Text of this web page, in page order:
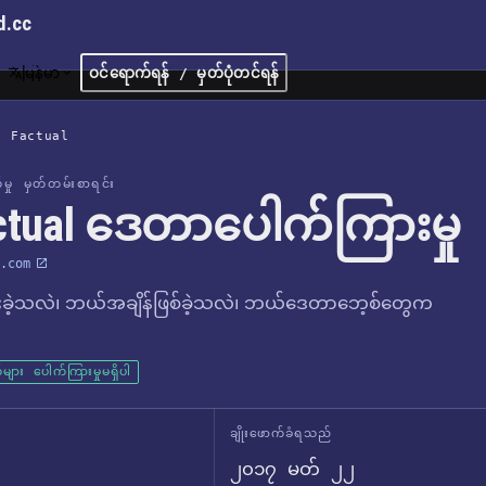
မြန်မာ ဝင်ရောက်ရန် / မှတ်ပုံတင်ရန်
Factual
မှု မှတ်တမ်းစာရင်း
ဒေတာပေါက်ကြားမှု
ခဲ့သလဲ၊ ဘယ်အချိန်ဖြစ်ခဲ့သလဲ၊ ဘယ်ဒေတာဘေ့စ်တွေက
ား ပေါက်ကြားမှုမရှိပါ
ချိုးဖောက်ခံရသည်
၂၀၁၇ မတ် ၂၂